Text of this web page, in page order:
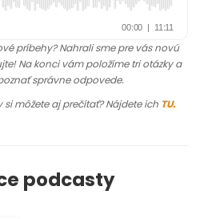
príbehy? Nahrali sme pre vás novú
Na konci vám položíme tri otázky a
správne odpovede.
si môžete aj prečítať? Nájdete ich TU.
podcasty